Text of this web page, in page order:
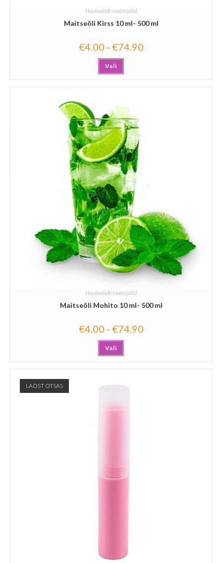
Huulevõide materjalid
Maitseõli Kirss 10 ml- 500 ml
€4.00 –€74.90
Vali
Huulevõide materjalid
Maitseõli Mohito 10 ml- 500 ml
€4.00 –€74.90
Vali
LAOST OTSAS